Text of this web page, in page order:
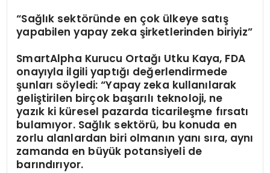
“Sağlık sektöründe en çok ülkeye satış
yapabilen yapay zeka şirketlerinden biriyiz”
SmartAlpha Kurucu Ortağı Utku Kaya, FDA
onayıyla ilgili yaptığı değerlendirmede
şunları söyledi: “Yapay zeka kullanılarak
geliştirilen birçok başarılı teknoloji, ne
yazık ki küresel pazarda ticarileşme fırsatı
bulamıyor. Sağlık sektörü, bu konuda en
zorlu alanlardan biri olmanın yanı sıra, aynı
zamanda en büyük potansiyeli de
barındırıyor.